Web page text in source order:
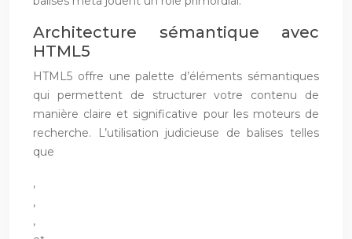
Architecture sémantique avec
HTML5
HTML5 offre une palette d’éléments sémantiques
qui permettent de structurer votre contenu de
manière claire et significative pour les moteurs de
recherche. L’utilisation judicieuse de balises telles
que
,
,
,